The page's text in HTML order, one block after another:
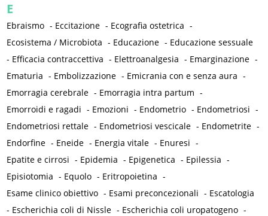
E
Ebraismo - Eccitazione - Ecografia ostetrica -
Ecosistema / Microbiota - Educazione - Educazione sessuale
- Efficacia contraccettiva - Elettroanalgesia - Emarginazione -
Ematuria - Embolizzazione - Emicrania con e senza aura -
Emorragia cerebrale - Emorragia intra partum -
Emorroidi e ragadi - Emozioni - Endometrio - Endometriosi -
Endometriosi rettale - Endometriosi vescicale - Endometrite -
Endorfine - Eneide - Energia vitale - Enuresi -
Epatite e cirrosi - Epidemia - Epigenetica - Epilessia -
Episiotomia - Equolo - Eritropoietina -
Esame clinico obiettivo - Esami preconcezionali - Escatologia
- Escherichia coli di Nissle - Escherichia coli uropatogeno -